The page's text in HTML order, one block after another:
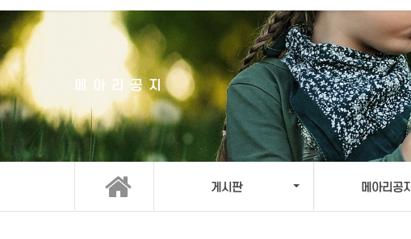
메아리공지
게시판 메아리공지